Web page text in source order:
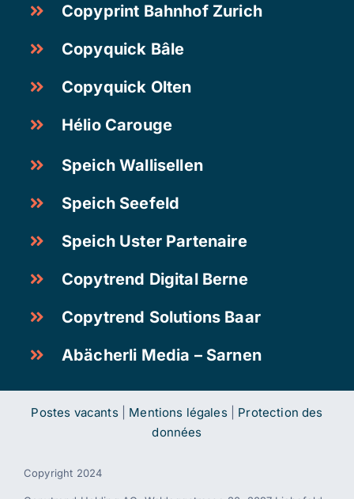
Copyprint Bahnhof Zurich
Copyquick Bâle
Copyquick Olten
Hélio Carouge
Speich Wallisellen
Speich Seefeld
Speich Uster Partenaire
Copytrend Digital Berne
Copytrend Solutions Baar
Abächerli Media – Sarnen
Copyright 2024
Postes vacants| Mentions légales
Protection des
données